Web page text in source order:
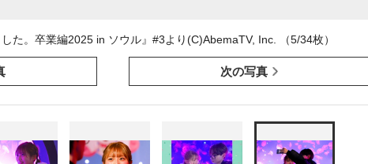
した。卒業編2025 in ソウル』#3より(C)AbemaTV, Inc. （5/34枚）
次の写真